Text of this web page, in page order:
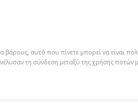
αυτό που πίνετε μπορεί να είναι
τη σύνδεση μεταξύ της χρήσης ποτών